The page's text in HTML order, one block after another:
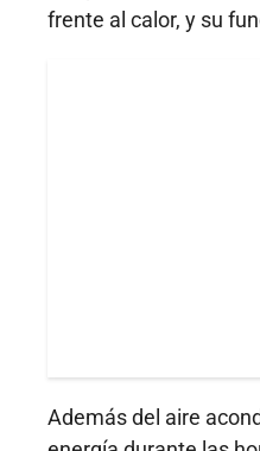
frente al calor, y su
Además del aire